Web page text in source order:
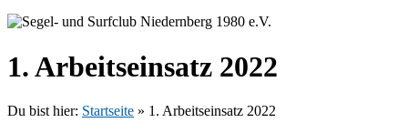
1. Arbeitseinsatz 2022
Du bist hier: Startseite » 1. Arbeitseinsatz 2022